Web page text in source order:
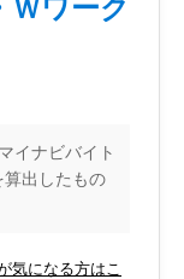
Ｗワーク
イナビバイト
出したもの
気になる方はこ